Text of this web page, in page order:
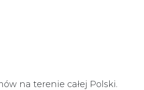
na terenie całej Polski.